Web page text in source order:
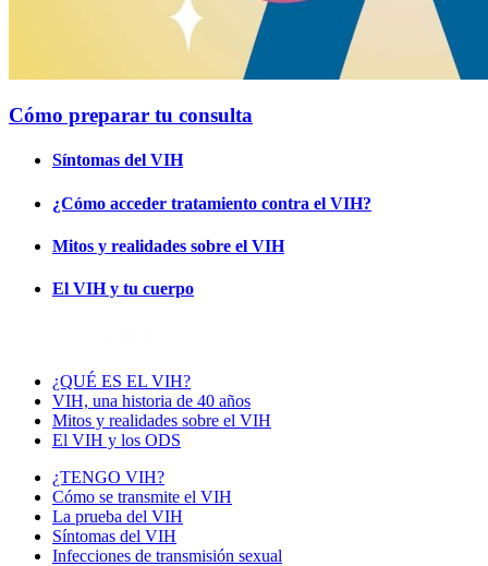
Cómo preparar tu consulta
Síntomas del VIH
¿Cómo acceder tratamiento contra el VIH?
Mitos y realidades sobre el VIH
El VIH y tu cuerpo
¿QUÉ ES EL VIH?
VIH, una historia de 40 años
Mitos y realidades sobre el VIH
El VIH y los ODS
¿TENGO VIH?
Cómo se transmite el VIH
La prueba del VIH
Síntomas del VIH
Infecciones de transmisión sexual